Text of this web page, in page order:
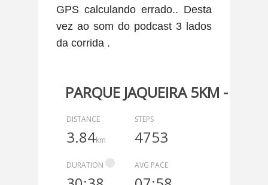
GPS calculando errado.. Desta
vez ao som do podcast 3 lados
da corrida .
PARQUE JAQUEIRA 5KM - FO
DISTANCE
3.84km
STEPS
4753
DURATION AVG PACE